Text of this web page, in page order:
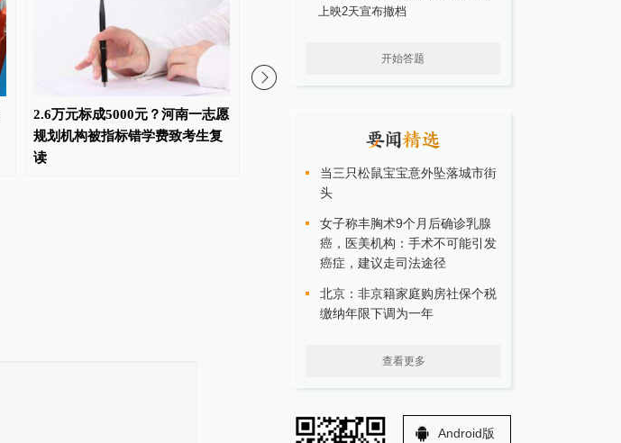
2.6万元标成5000元？河南一志愿
规划机构被指标错学费致考生复
读
海新疆专场活动将举行
上映2天宣布撤档
开始答题
当三只松鼠宝宝意外坠落城市街
头
女子称丰胸术9个月后确诊乳腺
癌，医美机构：手术不可能引发
癌症，建议走司法途径
北京：非京籍家庭购房社保个税
缴纳年限下调为一年
查看更多
Android版